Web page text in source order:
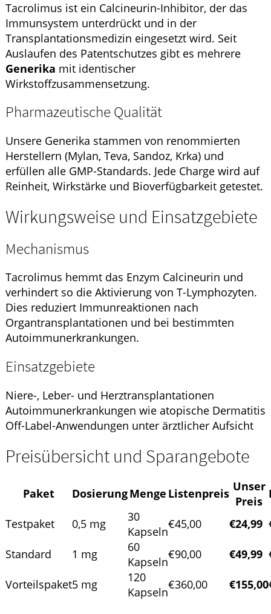
Tacrolimus ist ein Calcineurin-Inhibitor, der das
Immunsystem unterdrückt und in der
Transplantationsmedizin eingesetzt wird. Seit
Auslaufen des Patentschutzes gibt es mehrere
Generika mit identischer
Wirkstoffzusammensetzung.
Pharmazeutische Qualität
Unsere Generika stammen von renommierten
Herstellern (Mylan, Teva, Sandoz, Krka) und
erfüllen alle GMP-Standards. Jede Charge wird auf
Reinheit, Wirkstärke und Bioverfügbarkeit getestet.
Wirkungsweise und Einsatzgebiete
Mechanismus
Tacrolimus hemmt das Enzym Calcineurin und
verhindert so die Aktivierung von T-Lymphozyten.
Dies reduziert Immunreaktionen nach
Organtransplantationen und bei bestimmten
Autoimmunerkrankungen.
Einsatzgebiete
Niere-, Leber- und Herztransplantationen
Autoimmunerkrankungen wie atopische Dermatitis
Off-Label-Anwendungen unter ärztlicher Aufsicht
Preisübersicht und Sparangebote
Paket DosierungMenge Listenpreis Unser
Preis
Testpaket 0,5 mg
30
Kapseln
€45,00 €24,99
Standard 1 mg
60
Kapseln
€90,00 €49,99
Vorteilspaket5 mg
120
Kapseln
€360,00 €155,00